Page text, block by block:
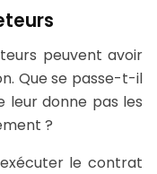
peuvent avoir
Que se passe-t-il
leur donne pas les
?
le contrat